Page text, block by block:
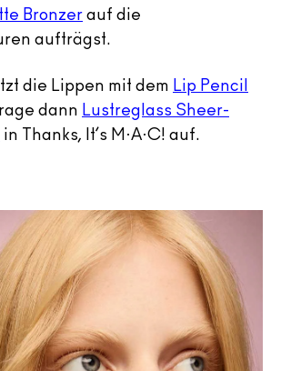
Bronzer auf die
aufträgst.
die Lippen mit dem Lip Pencil
dann Lustreglass Sheer-
in Thanks, It’s M·A·C! auf.